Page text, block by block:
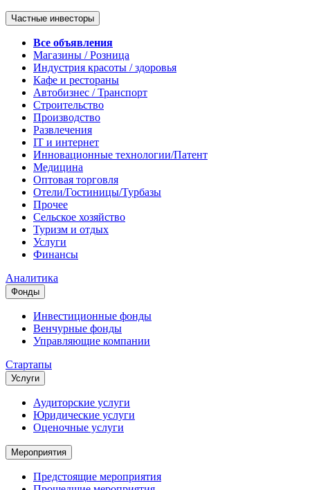
Частные инвесторы
Все объявления
Магазины / Розница
Индустрия красоты / здоровья
Кафе и рестораны
Автобизнес / Транспорт
Строительство
Производство
Развлечения
IT и интернет
Инновационные технологии/Патент
Медицина
Оптовая торговля
Отели/Гостиницы/Турбазы
Прочее
Сельское хозяйство
Туризм и отдых
Услуги
Финансы
Аналитика
Фонды
Инвестиционные фонды
Венчурные фонды
Управляющие компании
Стартапы
Услуги
Аудиторские услуги
Юридические услуги
Оценочные услуги
Мероприятия
Предстоящие мероприятия